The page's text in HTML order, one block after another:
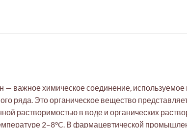
важное химическое соединение, используемое
ряда. Это органическое вещество
растворимостью в воде и органических
2–8°C. В фармацевтической